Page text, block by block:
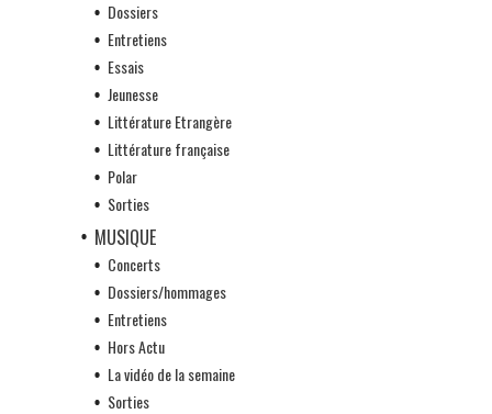
Dossiers
Entretiens
Essais
Jeunesse
Littérature Etrangère
Littérature française
Polar
Sorties
MUSIQUE
Concerts
Dossiers/hommages
Entretiens
Hors Actu
La vidéo de la semaine
Sorties